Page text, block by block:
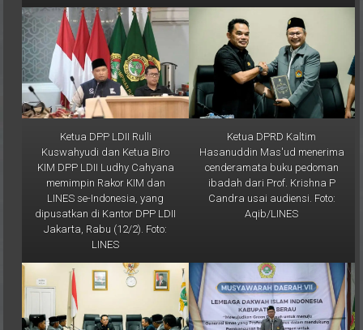
Ketua DPP LDII Rulli
Kuswahyudi dan Ketua Biro
KIM DPP LDII Ludhy Cahyana
memimpin Rakor KIM dan
LINES se-Indonesia, yang
dipusatkan di Kantor DPP LDII
Jakarta, Rabu (12/2). Foto:
LINES
Ketua DPRD Kaltim
Hasanuddin Mas'ud menerima
cenderamata buku pedoman
ibadah dari Prof. Krishna P
Candra usai audiensi. Foto:
Aqib/LINES